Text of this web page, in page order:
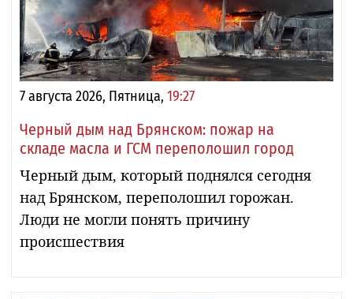
7 августа 2026, Пятница, 19:27
Черный дым над Брянском: пожар на
складе масла и ГСМ переполошил город
Черный дым, который поднялся сегодня
над Брянском, переполошил горожан.
Люди не могли понять причину
происшествия